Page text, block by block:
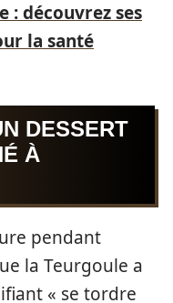
: découvrez ses
la santé
DESSERT
À
pendant
la Teurgoule a
« se tordre